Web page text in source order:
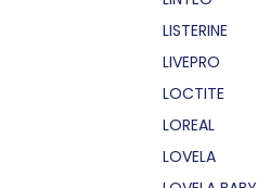
LISTERINE
LIVEPRO
LOCTITE
LOREAL
LOVELA